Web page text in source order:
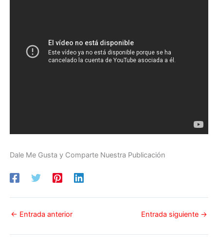
Dale Me Gusta y Comparte Nuestra Publicación
← Entrada anterior Entrada siguiente →